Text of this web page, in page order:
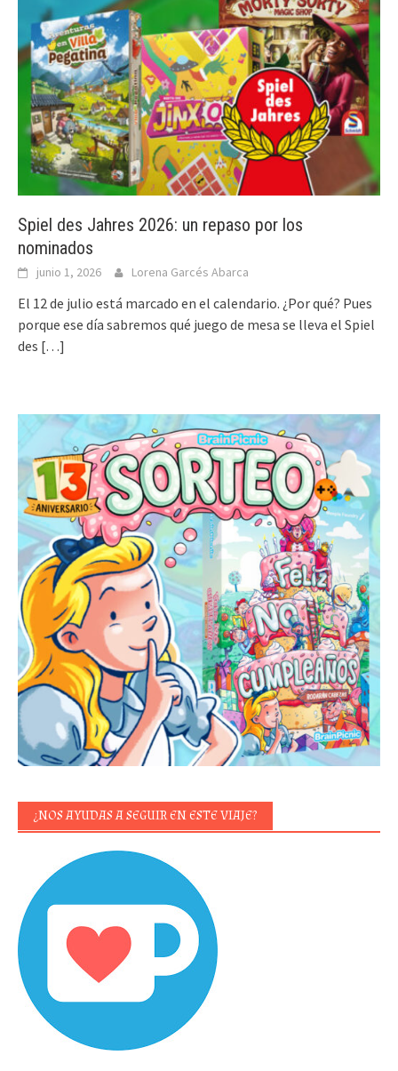
Spiel des Jahres 2026: un repaso por los
nominados
junio 1, 2026 Lorena Garcés Abarca
El 12 de julio está marcado en el calendario. ¿Por qué? Pues
porque ese día sabremos qué juego de mesa se lleva el Spiel
des […]
¿NOS AYUDAS A SEGUIR EN ESTE VIAJE?